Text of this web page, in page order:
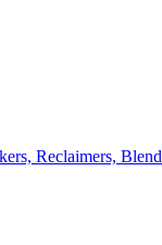
Reclaimers,